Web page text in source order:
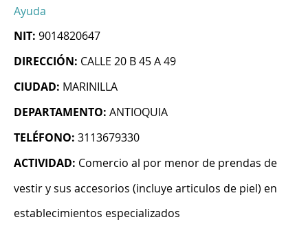
Ayuda
NIT: 9014820647
DIRECCIÓN: CALLE 20 B 45 A 49
CIUDAD: MARINILLA
DEPARTAMENTO: ANTIOQUIA
TELÉFONO: 3113679330
ACTIVIDAD: Comercio al por menor de prendas de
vestir y sus accesorios (incluye articulos de piel) en
establecimientos especializados